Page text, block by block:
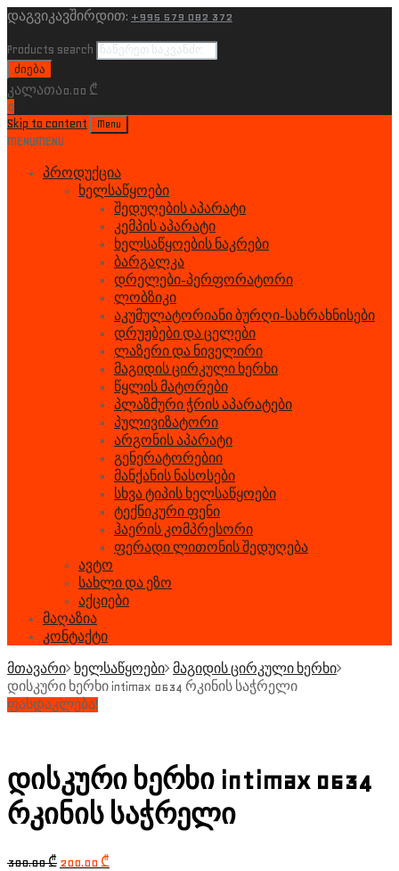
დაგვიკავშირდით: +995 579 082 372
Products search
ძიება
კალათა0.00 ₾
0
Skip to content
Menu
MENUMENU
პროდუქცია
ხელსაწყოები
შედუღების აპარატი
კემპის აპარატი
ხელსაწყოების ნაკრები
ბარგალკა
დრელები-პერფორატორი
ლობზიკი
აკუმულატორიანი ბურღი-სახრახნისები
დრუჟბები და ცელები
ლაზერი და ნიველირი
მაგიდის ცირკული ხერხი
წყლის მატორები
პლაზმური ჭრის აპარატები
პულივიზატორი
არგონის აპარატი
გენერატორებიი
მანქანის ნასოსები
სხვა ტიპის ხელსაწყოები
ტექნიკური ფენი
ჰაერის კომპრესორი
ფერადი ლითონის შედუღება
ავტო
სახლი და ეზო
აქციები
მაღაზია
კონტაქტი
მთავარი ხელსაწყოები მაგიდის ცირკული ხერხი
დისკური ხერხი intimax 0634 რკინის საჭრელი
ფასდაკლება!
დისკური ხერხი intimax 0634
რკინის საჭრელი
300.00₾ 200.00 ₾